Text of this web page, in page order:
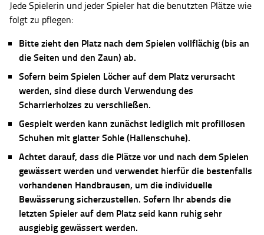
Jede Spielerin und jeder Spieler hat die benutzten Plätze wie
folgt zu pflegen:
Bitte zieht den Platz nach dem Spielen vollflächig (bis an
die Seiten und den Zaun) ab.
Sofern beim Spielen Löcher auf dem Platz verursacht
werden, sind diese durch Verwendung des
Scharrierholzes zu verschließen.
Gespielt werden kann zunächst lediglich mit profillosen
Schuhen mit glatter Sohle (Hallenschuhe).
Achtet darauf, dass die Plätze vor und nach dem Spielen
gewässert werden und verwendet hierfür die bestenfalls
vorhandenen Handbrausen, um die individuelle
Bewässerung sicherzustellen. Sofern Ihr abends die
letzten Spieler auf dem Platz seid kann ruhig sehr
ausgiebig gewässert werden.